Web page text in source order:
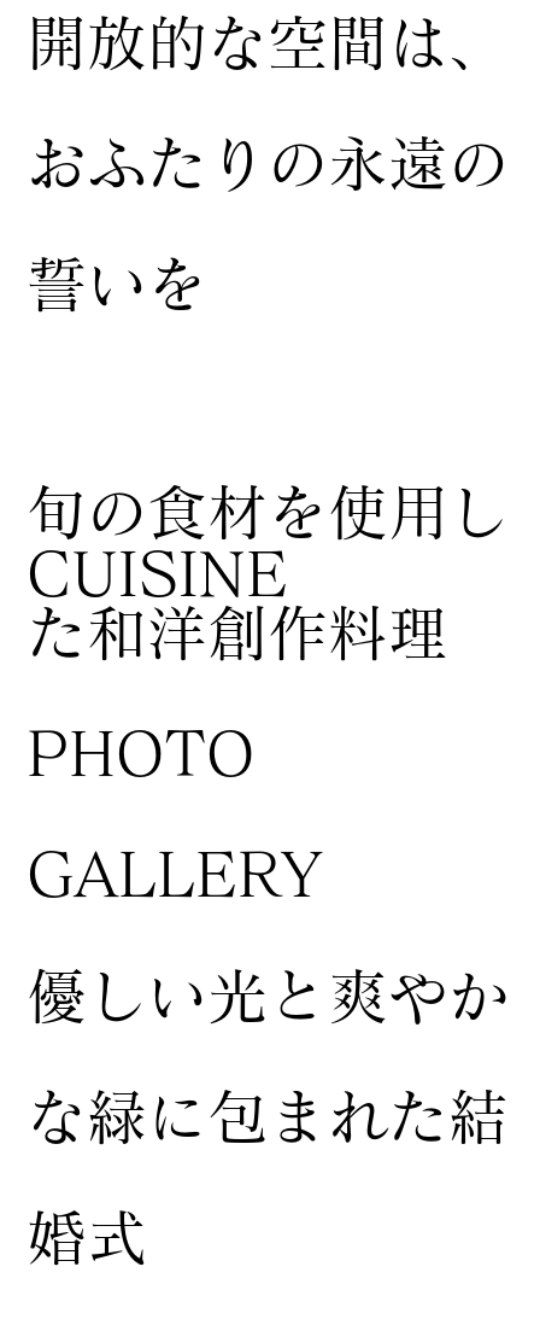
CUISINE
​旬の食材を使用し
た和洋創作料理
​PHOTO
GALLERY
​優しい光と爽やか
な緑に包まれた結
婚式
開放的な空間は、
おふたりの永遠の
誓いを